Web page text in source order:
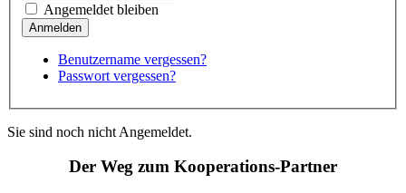
Angemeldet bleiben
Benutzername vergessen?
Passwort vergessen?
Sie sind noch nicht Angemeldet.
Der Weg zum Kooperations-Partner